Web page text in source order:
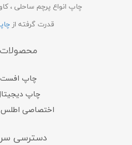
چاپ انواع پرچم ساحلی ،
قدرت گرفته از
محصولات
چاپ افست
چاپ
اختصاصی
دسترسی